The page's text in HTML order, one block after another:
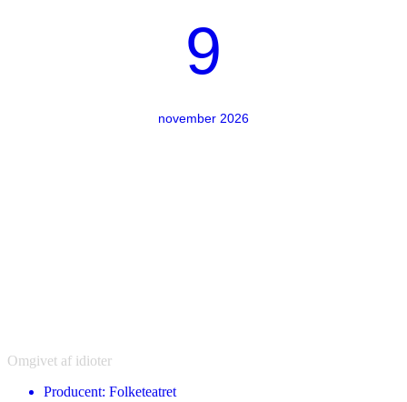
9
november 2026
Omgivet af idioter
Producent: Folketeatret